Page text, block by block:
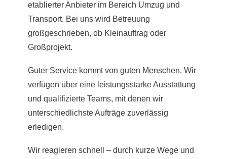
etablierter Anbieter im Bereich Umzug und
Transport. Bei uns wird Betreuung
großgeschrieben, ob Kleinauftrag oder
Großprojekt.
Guter Service kommt von guten Menschen. Wir
verfügen über eine leistungsstarke Ausstattung
und qualifizierte Teams, mit denen wir
unterschiedlichste Aufträge zuverlässig
erledigen.
Wir reagieren schnell – durch kurze Wege und